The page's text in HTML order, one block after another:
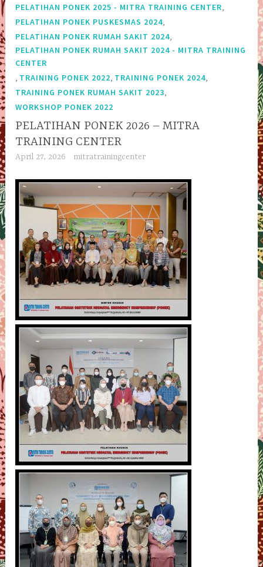
PELATIHAN PONEK 2025 - MITRA TRAINING CENTER,
PELATIHAN PONEK PUSKESMAS 2024,
PELATIHAN PONEK RUMAH SAKIT 2024,
PELATIHAN PONEK RUMAH SAKIT 2024 - MITRA TRAINING
CENTER
, TRAINING PONEK 2022, TRAINING PONEK 2024,
TRAINING PONEK RUMAH SAKIT 2023,
WORKSHOP PONEK 2022
PELATIHAN PONEK 2026 – MITRA
TRAINING CENTER
April 27, 2026 mitratrainingcenter